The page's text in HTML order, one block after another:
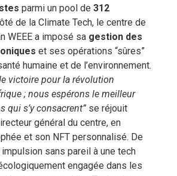
parmi un pool de 312
de la Climate Tech, le centre de
WEEE a imposé sa gestion des
et ses opérations “sûres”
humaine et de l’environnement.
victoire pour la révolution
; nous espérons le meilleur
qui s’y consacrent” se réjouit
général du centre, en
et son NFT personnalisé. De
sans pareil à une tech
engagée dans les